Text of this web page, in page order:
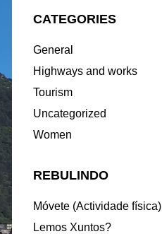
CATEGORIES
General
Highways and works
Tourism
Uncategorized
Women
REBULINDO
Móvete (Actividade física)
Lemos Xuntos?